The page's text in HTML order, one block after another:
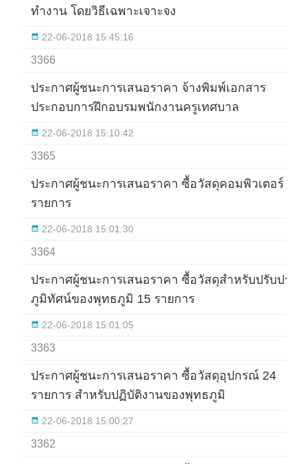
ทำงาน โดยวิธีเฉพาะเจาะจง
22-06-2018 15:45:16
3366
ประกาศผู้ชนะการเสนอราคา จ้างพิมพ์เอกสาร
ประกอบการฝึกอบรมพนักงานครูเทศบาล
22-06-2018 15:10:42
3365
ประกาศผู้ชนะการเสนอราคา ซื้อวัสดุคอมพิวเตอร์ 6
รายการ
22-06-2018 15:01:30
3364
ประกาศผู้ชนะการเสนอราคา ซื้อวัสดุสำหรับปรับปรุง
ภูมิทัศน์ของพุทธภูมิ 15 รายการ
22-06-2018 15:01:05
3363
ประกาศผู้ชนะการเสนอราคา ซื้อวัสดุอุปกรณ์ 24
รายการ สำหรับปฏิบัติงานของพุทธภูมิ
22-06-2018 15:00:27
3362